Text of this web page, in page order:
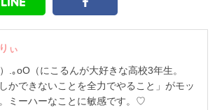
ぃ
）.｡oO（にこるんが大好きな高校3年生。
しかできないことを全力でやること」がモッ
。ミーハーなことに敏感です。♡